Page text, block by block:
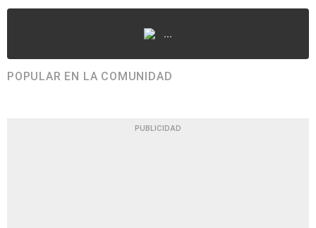
...
POPULAR EN LA COMUNIDAD
PUBLICIDAD